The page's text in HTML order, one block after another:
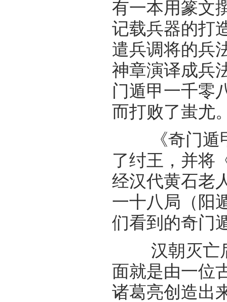
有一本用篆文
记载兵器的打
遣兵调将的兵
神章演译成兵
门遁甲一千零
而打败了蚩尤
《奇门遁甲
了纣王，并将
经汉代黄石老
一十八局（阳
们看到的奇门
汉朝灭亡后
面就是由一位
诸葛亮创造出